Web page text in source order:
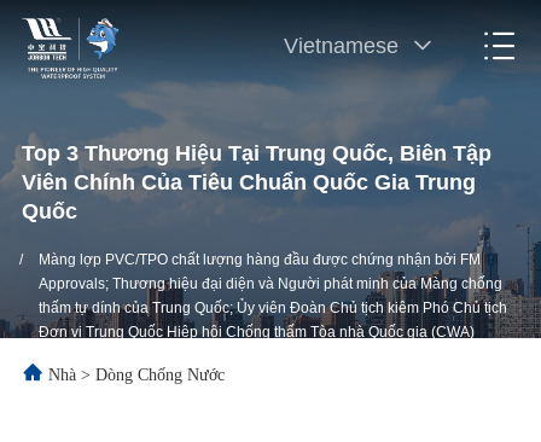
Vietnamese
Top 3 Thương Hiệu Tại Trung Quốc, Biên Tập
Viên Chính Của Tiêu Chuẩn Quốc Gia Trung
Quốc
/
Màng lợp PVC/TPO chất lượng hàng đầu được chứng nhận bởi FM
Approvals; Thương hiệu đại diện và Người phát minh của Màng chống
thấm tự dính của Trung Quốc; Ủy viên Đoàn Chủ tịch kiêm Phó Chủ tịch
Đơn vị Trung Quốc Hiệp hội Chống thấm Tòa nhà Quốc gia (CWA)
Nhà > Dòng Chống Nước